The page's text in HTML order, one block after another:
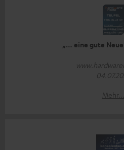
„… eine gute
Mehr...